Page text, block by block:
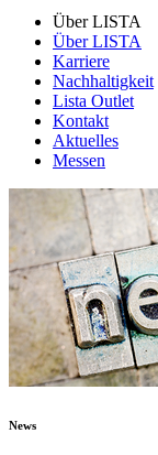
Über LISTA
Über LISTA
Karriere
Nachhaltigkeit
Lista Outlet
Kontakt
Aktuelles
Messen
News